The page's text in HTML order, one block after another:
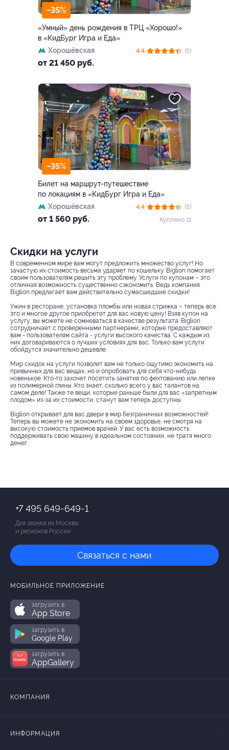
–35%
«Умный» день рождения в ТРЦ «Хорошо!»
в «КидБург Игра и Еда»
Хорошёвская
от 21 450 руб.
4.4 (5)
–35%
Билет на маршрут-путешествие
по локациям в «КидБург Игра и Еда»
Хорошёвская
от 1 560 руб.
4.4
(5)
Куплено 11
Скидки на услуги
В современном мире вам могут предложить множество услуг! Но
зачастую их стоимость весьма ударяет по кошельку. Biglion помогает
своим пользователям решить эту проблему. Услуги по купонам – это
отличная возможность существенно сэкономить. Ведь компания
Biglion предлагает вам действительно сумасшедшие скидки!
Ужин в ресторане, установка пломбы или новая стрижка – теперь все
это и многое другое приобретет для вас новую цену! Взяв купон на
услугу, вы можете не сомневаться в качестве результата. Biglion
сотрудничает с проверенными партнерами, которые предоставляют
вам - пользователям сайта - услуги высокого качества. С каждым из
них договариваются о лучших условиях для вас. Только вам услуги
обойдутся значительно дешевле.
Мир скидок на услуги позволит вам не только ощутимо экономить на
привычных для вас вещах, но и опробовать для себя что-нибудь
новенькое. Кто-то захочет посетить занятия по фехтованию или лепке
из полимерной глины. Кто знает, сколько всего у вас талантов на
самом деле! Также те вещи, которые раньше были для вас «запретным
плодом» из-за их стоимости, станут вам теперь доступны.
Biglion открывает для вас двери в мир безграничных возможностей!
Теперь вы можете не экономить на своем здоровье, не смотря на
высокую стоимость приемов врачей. У вас есть возможность
поддерживать свою машину в идеальном состоянии, не тратя много
денег.
+7 495 649-649-1
Для звонка из Москвы
и регионов России
Связаться с нами
МОБИЛЬНОЕ ПРИЛОЖЕНИЕ
загрузить в
App Store
загрузить в
Google Play
загрузить в
AppGallery
КОМПАНИЯ
ИНФОРМАЦИЯ